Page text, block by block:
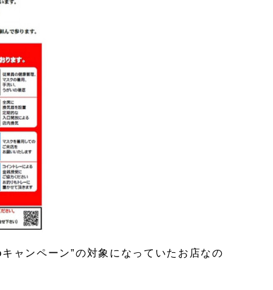
ャンペーン”の対象になっていたお店なの